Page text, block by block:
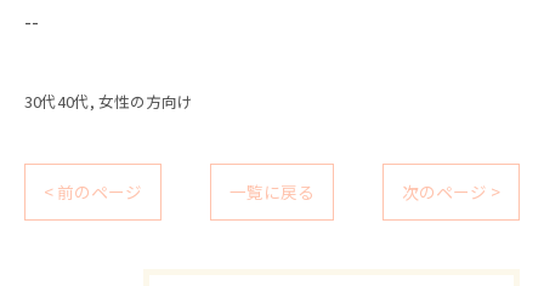
--
30代40代 女性の方向け
< 前のページ 一覧に戻る 次のページ >